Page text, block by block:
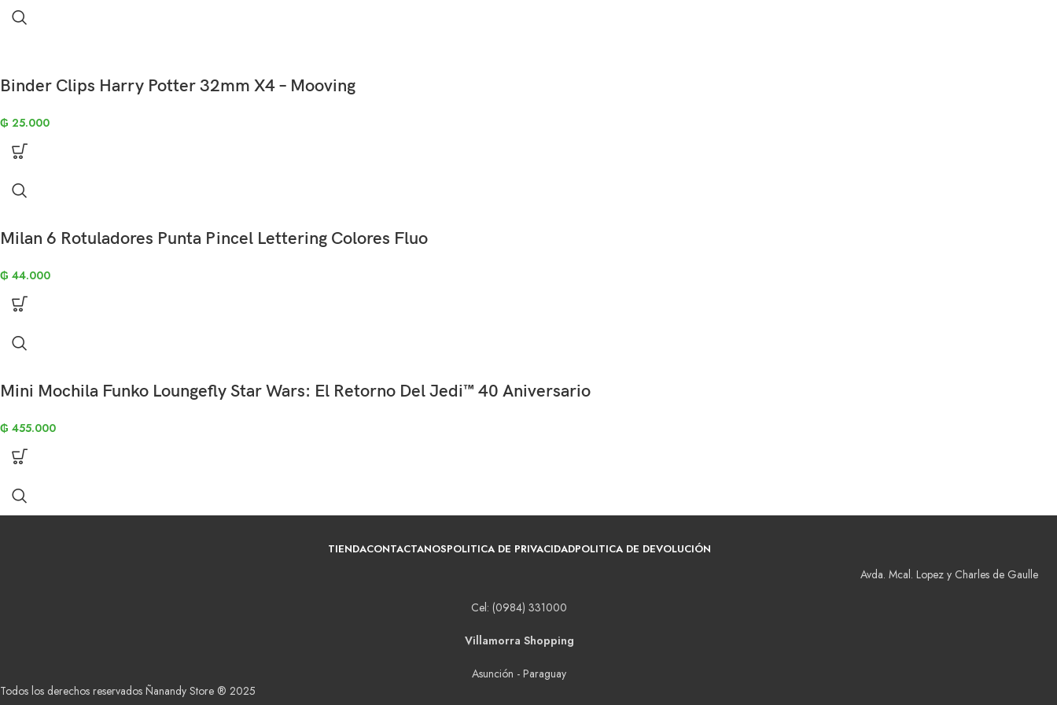
Binder Clips Harry Potter 32mm X4 – Mooving
₲ 25.000
Milan 6 Rotuladores Punta Pincel Lettering Colores Fluo
₲ 44.000
Mini Mochila Funko Loungefly Star Wars: El Retorno Del Jedi™ 40 Aniversario
₲ 455.000
TIENDACONTACTANOSPOLITICA DE PRIVACIDADPOLITICA DE DEVOLUCIÓN
Avda. Mcal. Lopez y Charles de Gaulle
Cel: (0984) 331000
Villamorra Shopping
Asunción - Paraguay
Todos los derechos reservados Ñanandy Store ® 2025